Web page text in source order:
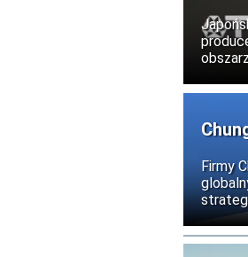
Firmy